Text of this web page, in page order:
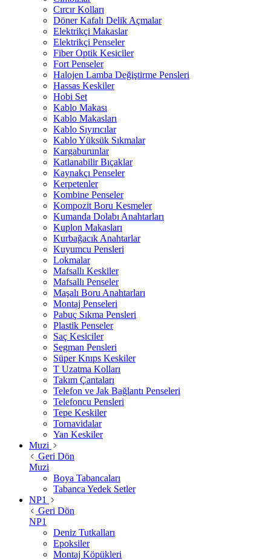
Cırcır Kolları
Döner Kafalı Delik Açmalar
Elektrikçi Makaslar
Elektrikçi Penseler
Fiber Optik Kesiciler
Fort Penseler
Halojen Lamba Değiştirme Pensleri
Hassas Keskiler
Hobi Set
Kablo Makası
Kablo Makasları
Kablo Sıyırıcılar
Kablo Yüksük Sıkmalar
Kargaburunlar
Katlanabilir Bıçaklar
Kaynakçı Penseler
Kerpetenler
Kombine Penseler
Kompozit Boru Kesmeler
Kumanda Dolabı Anahtarları
Kuplon Makasları
Kurbağacık Anahtarlar
Kuyumcu Pensleri
Lokmalar
Mafsallı Keskiler
Mafsallı Penseler
Maşalı Boru Anahtarları
Montaj Penseleri
Pabuç Sıkma Pensleri
Plastik Penseler
Saç Kesiciler
Segman Pensleri
Süper Knıps Keskiler
T Uzatma Kolları
Takım Çantaları
Telefon ve Jak Bağlantı Penseleri
Telefoncu Pensleri
Tepe Keskiler
Tornavidalar
Yan Keskiler
Muzi
Geri Dön
Muzi
Boya Tabancaları
Tabanca Yedek Setler
NP1
Geri Dön
NP1
Deniz Tutkalları
Epoksiler
Montaj Köpükleri